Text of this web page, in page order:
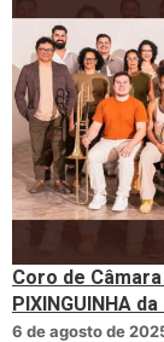
Coro de
PIXINGUINHA
6 de agosto de